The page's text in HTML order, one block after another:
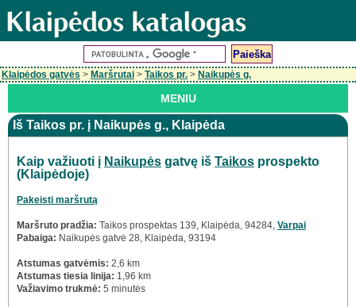
Klaipėdos gatvės > Maršrutai > Taikos pr. > Naikupės g.
MENIU
Iš Taikos pr. į Naikupės g., Klaipėda
Kaip važiuoti į Naikupės gatvę iš Taikos prospekto
(Klaipėdoje)
Pakeisti maršrutą
Maršruto pradžia: Taikos prospektas 139, Klaipėda, 94284, Varpai
Pabaiga: Naikupės gatvė 28, Klaipėda, 93194
Atstumas gatvėmis: 2,6 km
Atstumas tiesia linija: 1,96 km
Važiavimo trukmė: 5 minutės